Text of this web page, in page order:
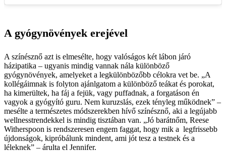
A gyógynövények erejével
A színésznő azt is elmesélte, hogy valóságos két lábon járó
házipatika – ugyanis mindig vannak nála különböző
gyógynövények, amelyeket a legkülönbözőbb célokra vet be. „A
kollégáimnak is folyton ajánlgatom a különböző teákat és porokat,
ha kimerültek, ha fáj a fejük, vagy puffadnak, a forgatáson én
vagyok a gyógyító guru. Nem kuruzslás, ezek tényleg működnek” –
mesélte a természetes módszerekben hívő színésznő, aki a legújabb
wellness­trendekkel is mindig tisztában van. „Jó barátnőm, Reese
Witherspoon is rendszeresen engem faggat, hogy mik a legfrissebb
újdonságok, kipróbálunk mindent, ami jót tesz a testnek és a
léleknek” – árulta el Jennifer.